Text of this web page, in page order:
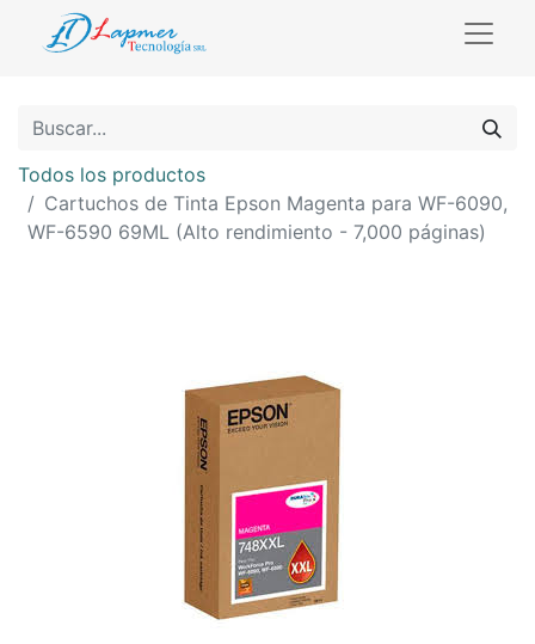
Todos los productos
Cartuchos de Tinta Epson Magenta para WF-6090,
WF-6590 69ML (Alto rendimiento - 7,000 páginas)